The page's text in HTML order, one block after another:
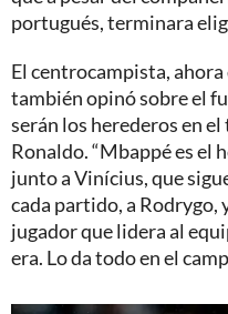
portugués, terminara
El centrocampista,
también opinó sobre el
serán los herederos en
Ronaldo. “Mbappé es el
junto a Vinícius, que
cada partido, a Rodrygo,
jugador que lidera al
era. Lo da todo en el